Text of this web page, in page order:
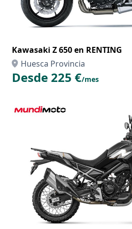
Kawasaki Z 650 en RENTING
Huesca Provincia
Desde 225 €/mes